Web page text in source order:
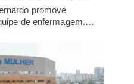
promove
de enfermagem.…